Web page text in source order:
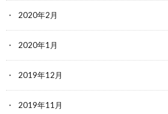
2020年2月
2020年1月
2019年12月
2019年11月